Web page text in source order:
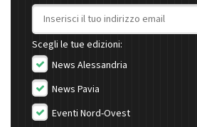
Indirizzo email
Scegli le tue edizioni:
News Alessandria
News Pavia
Eventi Nord-Ovest